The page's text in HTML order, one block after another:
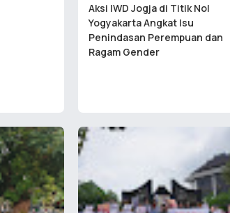
Aksi IWD Jogja di Titik Nol
Yogyakarta Angkat Isu
Penindasan Perempuan dan
Ragam Gender